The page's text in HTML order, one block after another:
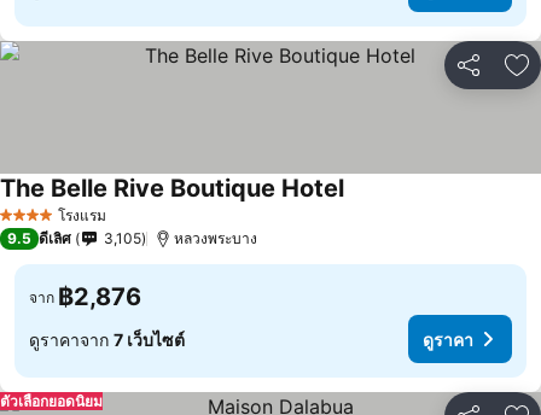
แชร์ เ
4 ดาว โรงแรม
The Belle Rive Boutique Hotel
9.5 ดีเลิศ 3,105 หลวงพระบาง
จาก ฿2,876
ดูราคาจาก 7 เว็บไซต์ ดูราคา
ตัวเลือกยอดนิยม